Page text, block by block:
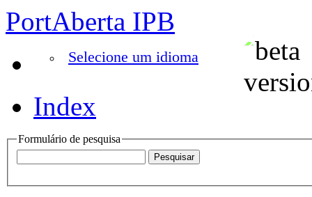
PortAberta IPB
Selecione um idioma
Index
Formulário de pesquisa